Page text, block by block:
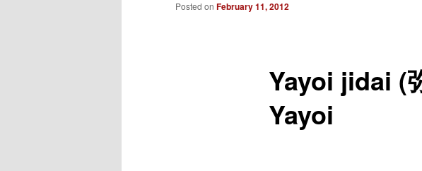
Yayoi jidai (
Yayoi
Posted on February 11, 2012